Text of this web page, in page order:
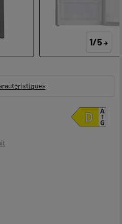
1/5